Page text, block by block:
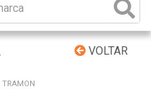
VOLTAR